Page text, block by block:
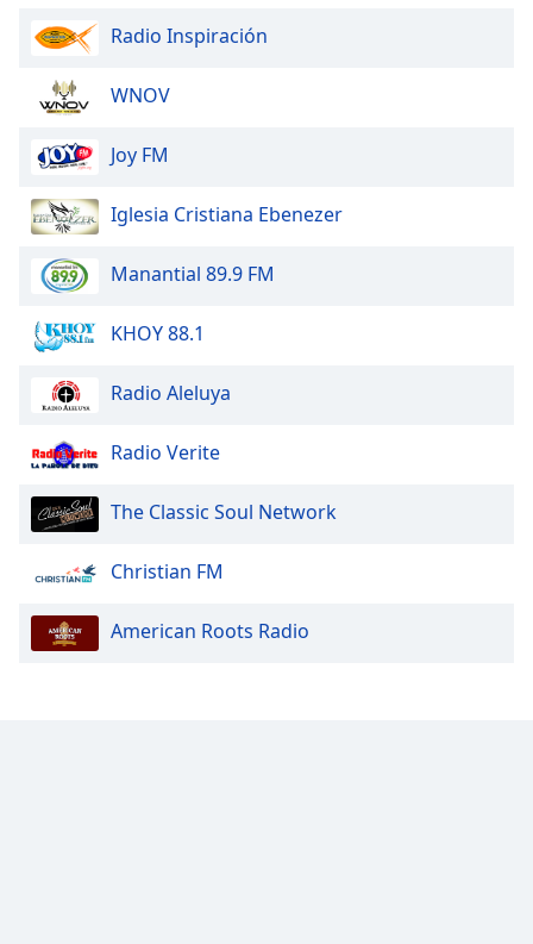
Caption
Background
Color
Text
Style
Font
Family
Close
Radio Inspiración
WNOV
Joy FM
Iglesia Cristiana Ebenezer
Manantial 89.9 FM
KHOY 88.1
Radio Aleluya
Radio Verite
The Classic Soul Network
Christian FM
American Roots Radio